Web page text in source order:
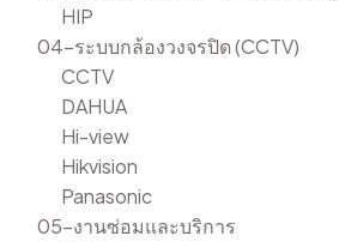
HIP
04-ระบบกล้องวงจรปิด (CCTV)
CCTV
DAHUA
Hi-view
Hikvision
Panasonic
05-งานซ่อมและบริการ